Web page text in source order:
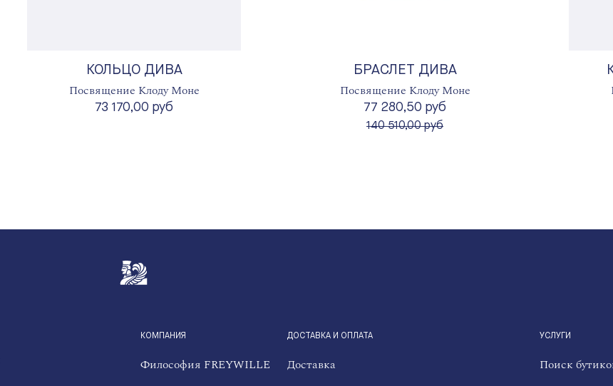
КОЛЬЦО ДИВА
Посвящение Клоду Моне
73 170,00 руб
БРАСЛЕТ ДИВА
Посвящение Клоду Моне
77 280,50 руб
вместо
140 510,00 руб
QUICKLINKS
КОМПАНИЯ
Философия FREYWILLE
ДОСТАВКА И ОПЛАТА
Доставка
УСЛУГИ
Поиск